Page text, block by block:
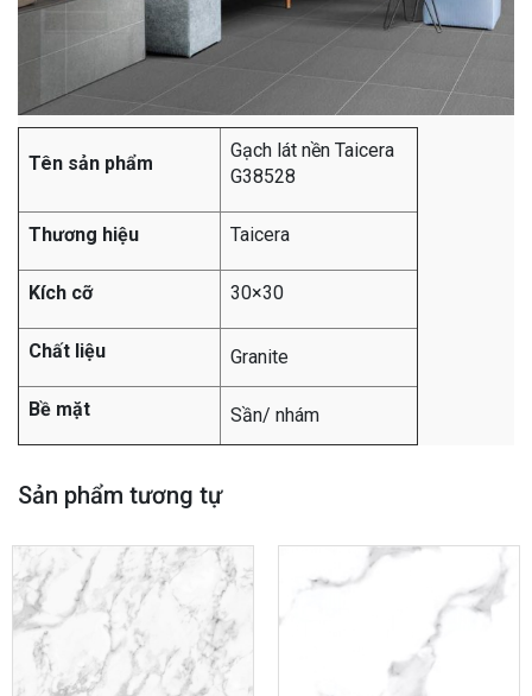
Tên sản phẩm
Gạch lát nền Taicera
G38528
Thương hiệu Taicera
Kích cỡ 30×30
Chất liệu Granite
Bề mặt Sần/ nhám
Sản phẩm tương tự